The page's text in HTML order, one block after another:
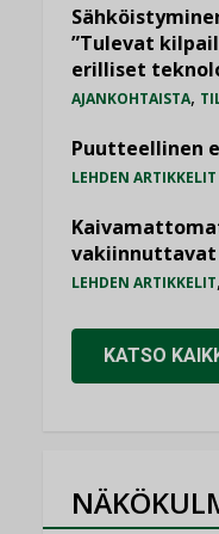
”Tulevat
erilliset
AJANKOHTAISTA,
Puutteellinen
LEHDEN ARTIKKELIT
vakiinnuttavat
LEHDEN ARTIKKELIT,
KATSO